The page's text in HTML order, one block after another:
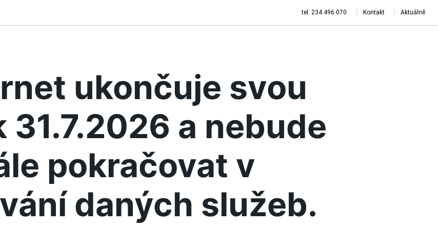
tel: 234 496 070 Kontakt Aktuálně
ukončuje svou
a nebude
pokračovat v
daných služeb.